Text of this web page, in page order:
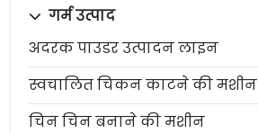
गर्म उत्पाद
अदरक पाउडर उत्पादन लाइन
स्वचालित चिकन काटने की मशीन
चिन चिन बनाने की मशीन